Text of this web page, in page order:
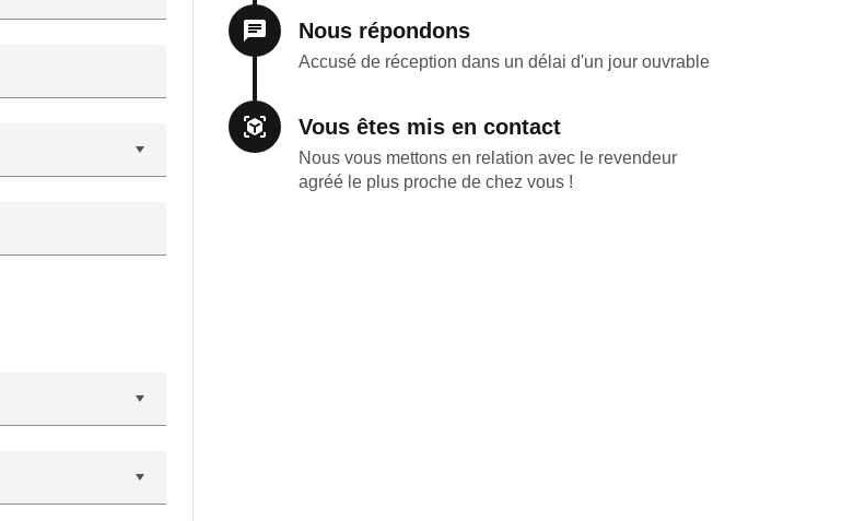
Nous répondons
Accusé de réception dans un délai d'un jour ouvrable
Vous êtes mis en contact
Nous vous mettons en relation avec le revendeur
agréé le plus proche de chez vous !